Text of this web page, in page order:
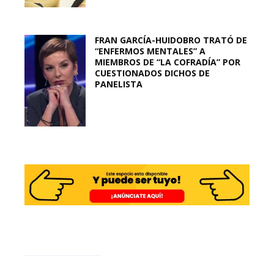
FRAN GARCÍA-HUIDOBRO TRATÓ DE
“ENFERMOS MENTALES” A
MIEMBROS DE “LA COFRADÍA” POR
CUESTIONADOS DICHOS DE
PANELISTA